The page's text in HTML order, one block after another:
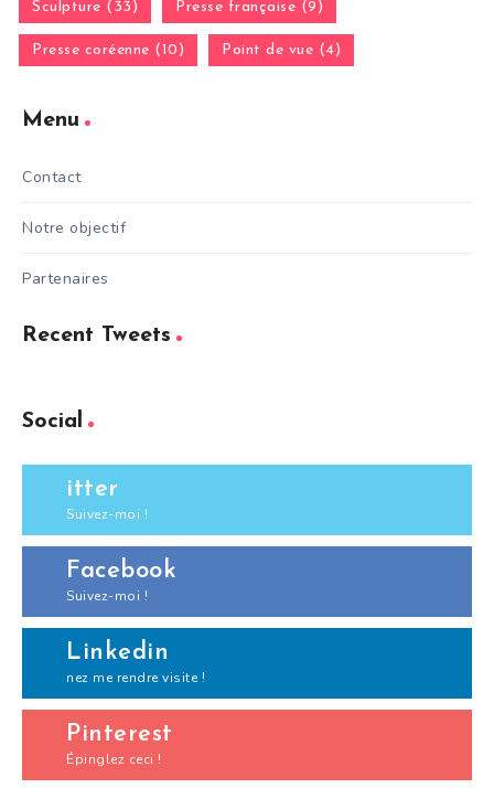
Sculpture (33) Presse française (9)
Presse coréenne (10) Point de vue (4)
Menu
Contact
Notre objectif
Partenaires
Recent Tweets
Social
itter
Suivez-moi !
Facebook
Suivez-moi !
Linkedin
nez me rendre visite !
Pinterest
Épinglez ceci !